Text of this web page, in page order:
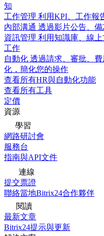
知
工作管理 利用KPI、工作報
內部溝通 透過影片公告、
資訊管理 利用知識庫、線
工作
自動化 透過請求、審批、
化，簡化您的操作
查看所有HR與自動化功能
查看所有工具
定價
資源
學習
網路研討會
服務台
指南與API文件
連線
提交票證
聯絡當地Bitrix24合作夥伴
閱讀
最新文章
Bitrix24提示與更新